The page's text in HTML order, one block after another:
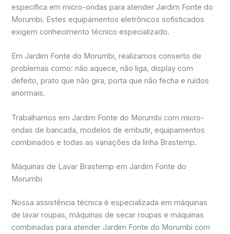
específica em micro-ondas para atender Jardim Fonte do
Morumbi. Estes equipamentos eletrônicos sofisticados
exigem conhecimento técnico especializado.
Em Jardim Fonte do Morumbi, realizamos conserto de
problemas como: não aquece, não liga, display com
defeito, prato que não gira, porta que não fecha e ruídos
anormais.
Trabalhamos em Jardim Fonte do Morumbi com micro-
ondas de bancada, modelos de embutir, equipamentos
combinados e todas as variações da linha Brastemp.
Máquinas de Lavar Brastemp em Jardim Fonte do
Morumbi
Nossa assistência técnica é especializada em máquinas
de lavar roupas, máquinas de secar roupas e máquinas
combinadas para atender Jardim Fonte do Morumbi com